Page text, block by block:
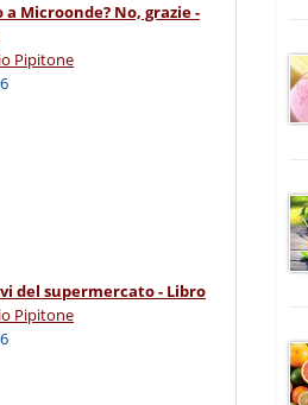
a Microonde? No, grazie -
Pipitone
del supermercato - Libro
Pipitone